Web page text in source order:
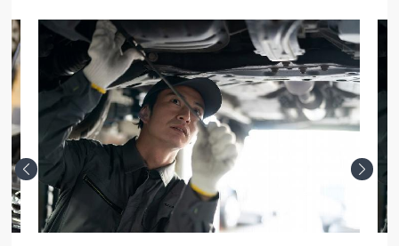
Previous Next